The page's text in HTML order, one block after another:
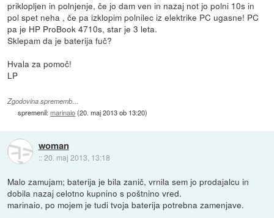
priklopljen in polnjenje, če jo dam ven in nazaj not jo polni 10s in
pol spet neha , če pa izklopim polnilec iz elektrike PC ugasne! PC
pa je HP ProBook 4710s, star je 3 leta.
Sklepam da je baterija fuč?
Hvala za pomoč!
LP
Zgodovina sprememb…
spremenil:marinaio(20. maj 2013 ob 13:20)
woman
::20. maj 2013, 13:18
Malo zamujam; baterija je bila zanič, vrnila sem jo prodajalcu in
dobila nazaj celotno kupnino s poštnino vred.
marinaio, po mojem je tudi tvoja baterija potrebna zamenjave.